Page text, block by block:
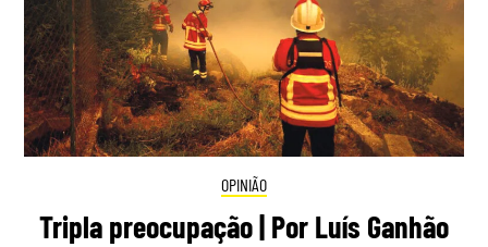
OPINIÃO
Tripla preocupação | Por Luís Ganhão